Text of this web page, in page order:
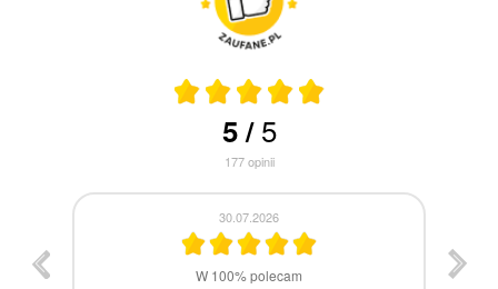
5/5
177opinii
30.07.2026
W 100% polecam